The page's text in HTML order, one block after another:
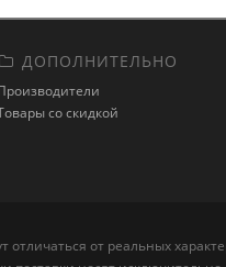
ДОПОЛНИТЕЛЬНО
со скидкой
отличаться от реальных